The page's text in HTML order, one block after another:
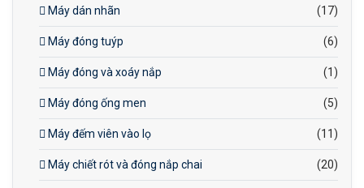
Máy dán nhãn (17)
Máy đóng tuýp (6)
Máy đóng và xoáy nắp (1)
Máy đóng ống men (5)
Máy đếm viên vào lọ (11)
Máy chiết rót và đóng nắp chai (20)